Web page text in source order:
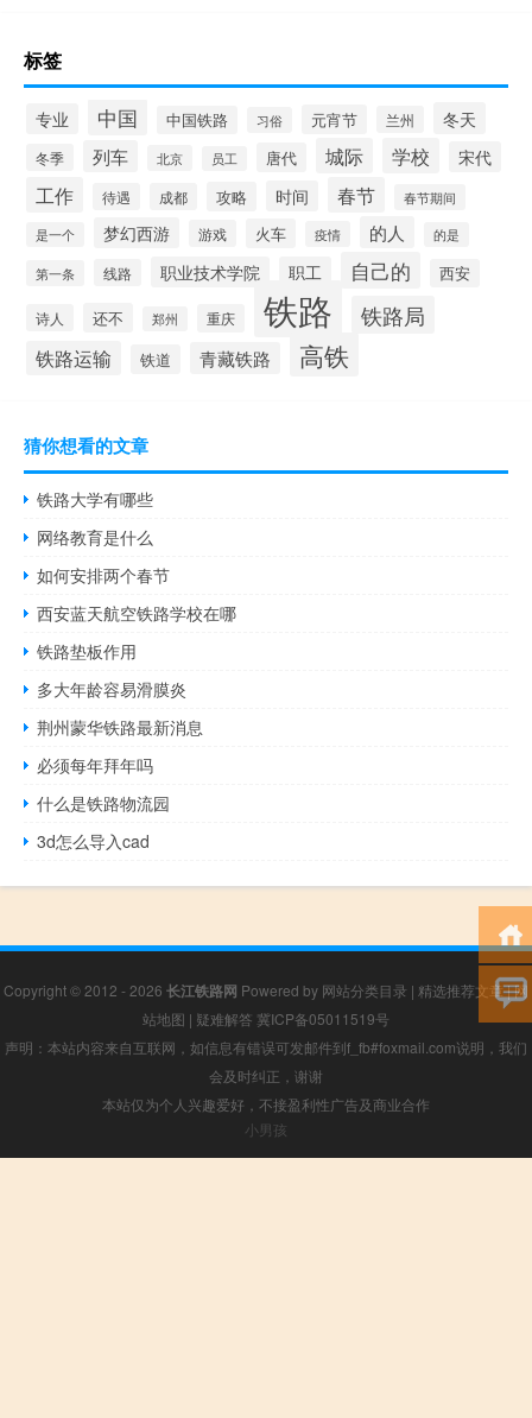
标签
专业 中国 中国铁路 习俗 元宵节 兰州 冬天
冬季 列车 北京 员工 唐代 城际 学校 宋代
工作 待遇 成都 攻略 时间 春节 春节期间
是一个 梦幻西游 游戏 火车 疫情 的人 的是
第一条 线路 职业技术学院 职工 自己的 西安
诗人 还不 郑州 重庆 铁路 铁路局
铁路运输 铁道 青藏铁路 高铁
猜你想看的文章
铁路大学有哪些
网络教育是什么
如何安排两个春节
西安蓝天航空铁路学校在哪
铁路垫板作用
多大年龄容易滑膜炎
荆州蒙华铁路最新消息
必须每年拜年吗
什么是铁路物流园
3d怎么导入cad
Copyright © 2012 - 2026 长江铁路网 Powered by 网站分类目录 | 精选推荐文章|网
站地图 | 疑难解答 冀ICP备05011519号
声明：本站内容来自互联网，如信息有错误可发邮件到f_fb#foxmail.com说明，我们
会及时纠正，谢谢
本站仅为个人兴趣爱好，不接盈利性广告及商业合作
小男孩